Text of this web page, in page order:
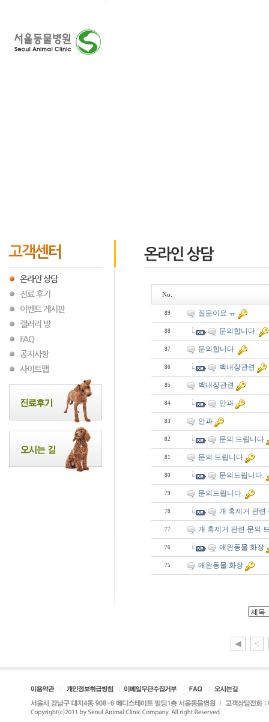
No.
89 질문이요 ㅠ
88 문의합니다.
87 문의합니다.
86 백내장관련
85 백내장관련
84 안과
83 안과
82 문의 드립니다
81 문의 드립니다
80 문의드립니다.
79 문의드립니다.
78 개 혹제거 관련
77 개 혹제거 관련 문의
76 애완동물 화장
75 애완동물 화장
◀ <